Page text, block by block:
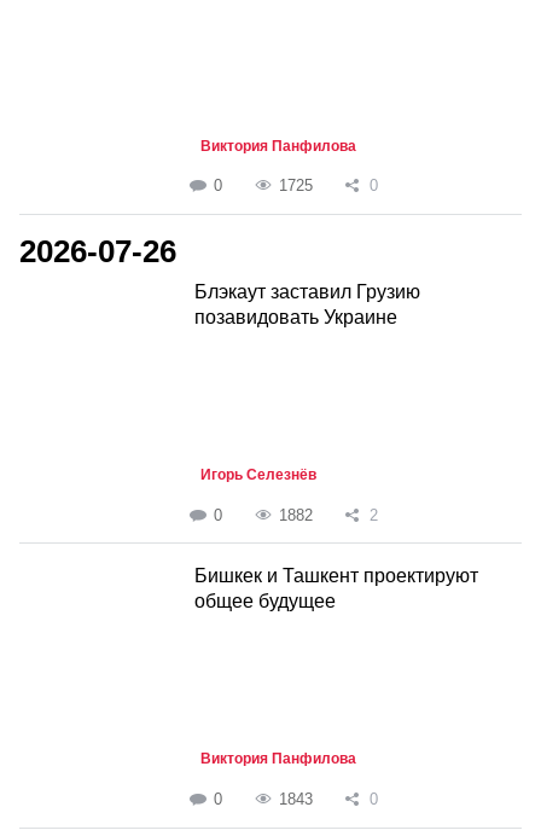
Виктория Панфилова
0 1725 0
2026-07-26
Блэкаут заставил Грузию
позавидовать Украине
Игорь Селезнёв
0 1882 2
Бишкек и Ташкент проектируют
общее будущее
Виктория Панфилова
0 1843 0